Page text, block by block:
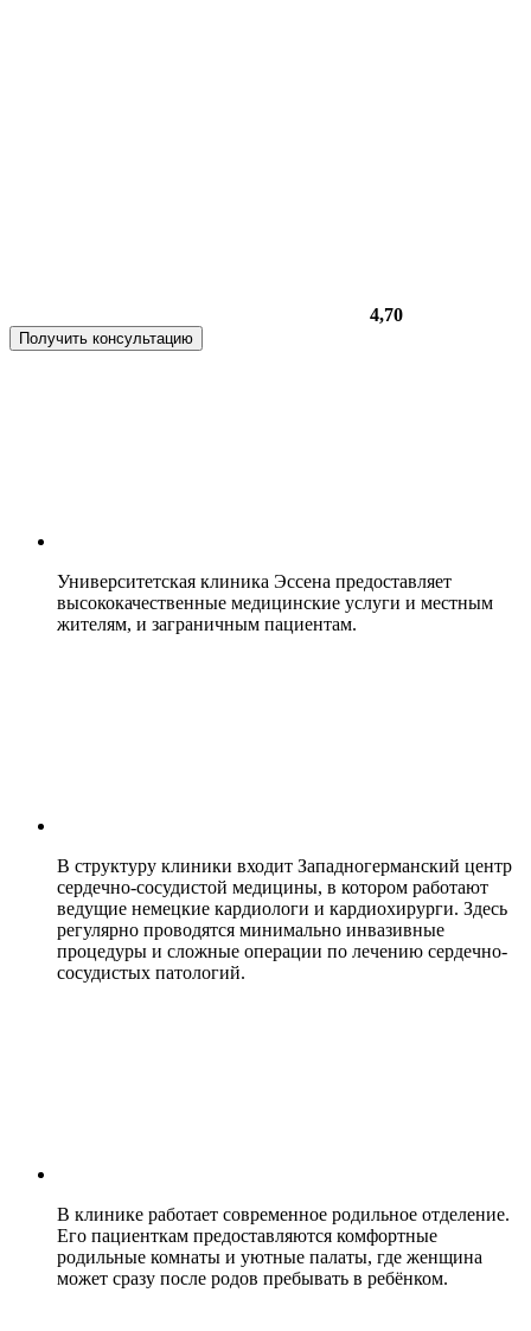
4,70
Получить консультацию
Университетская клиника Эссена предоставляет
высококачественные медицинские услуги и местным
жителям, и заграничным пациентам.
В структуру клиники входит Западногерманский центр
сердечно-сосудистой медицины, в котором работают
ведущие немецкие кардиологи и кардиохирурги. Здесь
регулярно проводятся минимально инвазивные
процедуры и сложные операции по лечению сердечно-
сосудистых патологий.
В клинике работает современное родильное отделение.
Его пациенткам предоставляются комфортные
родильные комнаты и уютные палаты, где женщина
может сразу после родов пребывать в ребёнком.